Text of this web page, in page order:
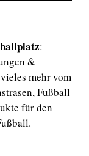
:
&
mehr vom
Fußball
für den